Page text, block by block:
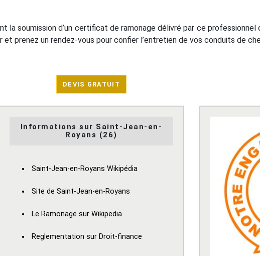
la soumission d’un certificat de ramonage délivré par ce
prenez un rendez-vous pour confier l’entretien de vos conduits de
DEVIS GRATUIT
Informations sur Saint-Jean-en-
Royans (26)
Saint-Jean-en-Royans Wikipédia
Site de Saint-Jean-en-Royans
Le Ramonage sur Wikipedia
Reglementation sur Droit-finance